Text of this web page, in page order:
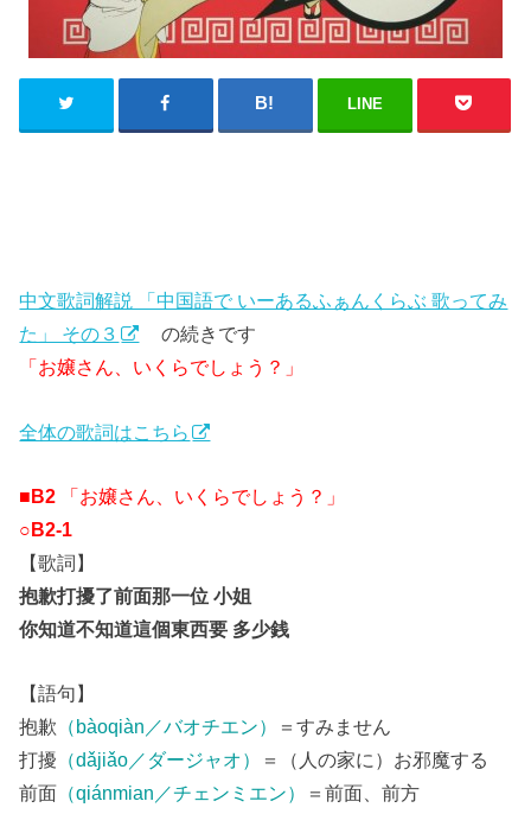
LINE
中文歌詞解説 「中国語で いーあるふぁんくらぶ 歌ってみ
た」 その３
の続きです
「お嬢さん、いくらでしょう？」
全体の歌詞はこちら
■B2
「お嬢さん、いくらでしょう？」
○B2-1
【歌詞】
抱歉打擾了前面那一位 小姐
你知道不知道這個東西要 多少銭
【語句】
抱歉 （bàoqiàn／バオチエン）
＝すみません
打擾 （dǎjiǎo／ダージャオ）
＝（人の家に）お邪魔する
前面 （qiánmian／チェンミエン）
＝前面、前方